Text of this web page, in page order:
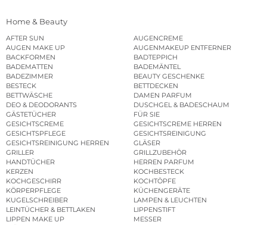
Home & Beauty
AFTER SUN
AUGENCREME
AUGEN MAKE UP
AUGENMAKEUP ENTFERNER
BACKFORMEN
BADTEPPICH
BADEMATTEN
BADEMÄNTEL
BADEZIMMER
BEAUTY GESCHENKE
BESTECK
BETTDECKEN
BETTWÄSCHE
DAMEN PARFUM
DEO & DEODORANTS
DUSCHGEL & BADESCHAUM
GÄSTETÜCHER
FÜR SIE
GESICHTSCREME
GESICHTSCREME HERREN
GESICHTSPFLEGE
GESICHTSREINIGUNG
GESICHTSREINIGUNG HERREN
GLÄSER
GRILLER
GRILLZUBEHÖR
HANDTÜCHER
HERREN PARFUM
KERZEN
KOCHBESTECK
KOCHGESCHIRR
KOCHTÖPFE
KÖRPERPFLEGE
KÜCHENGERÄTE
KUGELSCHREIBER
LAMPEN & LEUCHTEN
LEINTÜCHER & BETTLAKEN
LIPPENSTIFT
LIPPEN MAKE UP
MESSER